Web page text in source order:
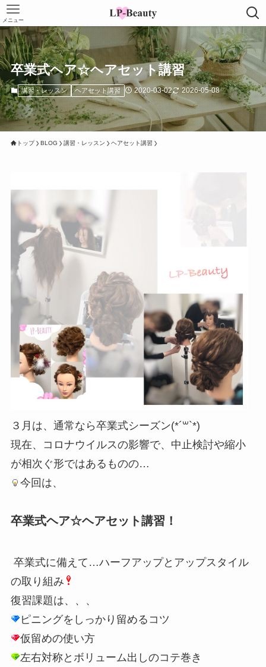
メニュー
卒業式ヘア☆ヘアセット講習
講習・レッスン ヘアセット講習 2020-03-02 2026-05-08
トップ BLOG 講習・レッスン ヘアセット講習
３月は、通常なら卒業式シーズン(*´꒳`*)
現在、コロナウイルスの影響で、中止検討や縮小
が相次ぐ形ではあるものの…
今回は、
卒業式ヘア☆ヘアセット講習！
卒業式に備えて…ハーフアップとアップスタイル
の取り組み
復習課題は、、、
ピニングをしっかり留めるコツ
仮留めの使い方
左右対称とボリューム出しのコテ巻き